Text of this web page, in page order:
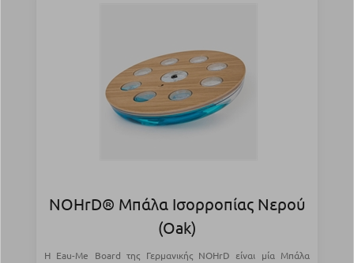
NOHrD® Μπάλα Ισορροπίας Νερού
(Oak)
Η Eau-Me Board της Γερμανικής NOHrD είναι μία Μπάλα